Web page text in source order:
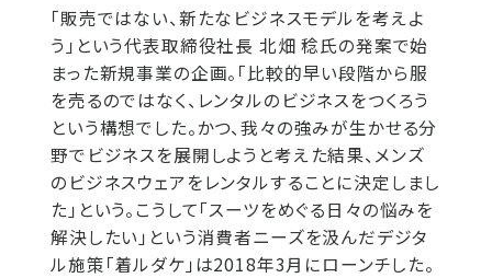
「販売ではない、新たなビジネスモデルを考えよ
う」という代表取締役社長 北畑 稔氏の発案で始
まった新規事業の企画。「比較的早い段階から服
を売るのではなく、レンタルのビジネスをつくろう
という構想でした。かつ、我々の強みが生かせる分
野でビジネスを展開しようと考えた結果、メンズ
のビジネスウェアをレンタルすることに決定しまし
た」という。こうして「スーツをめぐる日々の悩みを
解決したい」という消費者ニーズを汲んだデジタ
ル施策「着ルダケ」は2018年3月にローンチした。